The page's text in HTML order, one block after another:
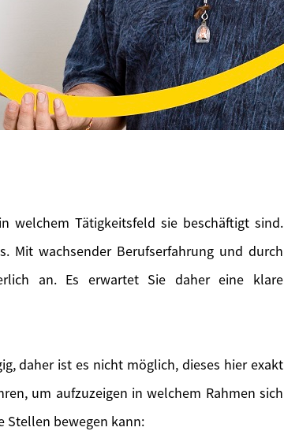
welchem Tätigkeitsfeld sie beschäftigt sind.
Mit wachsender Berufserfahrung und durch
an. Es erwartet Sie daher eine klare
daher ist es nicht möglich, dieses hier exakt
um aufzuzeigen in welchem Rahmen sich
Stellen bewegen kann: